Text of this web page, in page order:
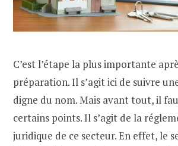
C’est l’étape la plus importante
préparation. Il s’agit ici de suivre
digne du nom. Mais avant tout, il
certains points. Il s’agit de la
juridique de ce secteur. En effet, le